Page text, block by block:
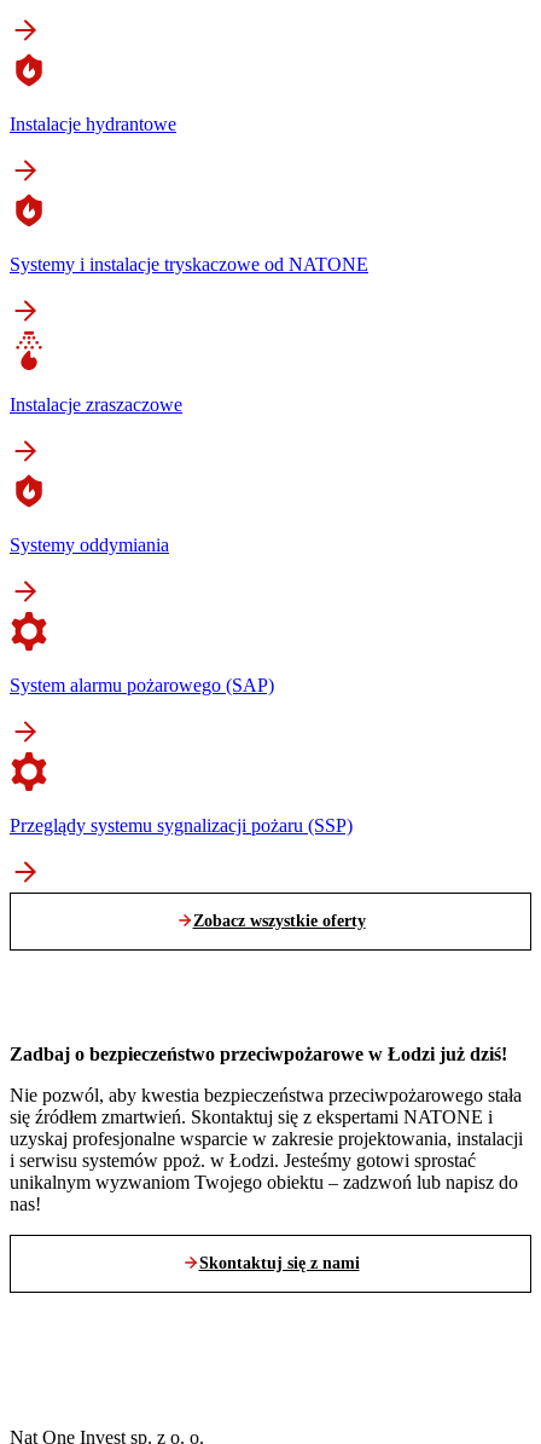
Instalacje hydrantowe
Systemy i instalacje tryskaczowe od NATONE
Instalacje zraszaczowe
Systemy oddymiania
System alarmu pożarowego (SAP)
Przeglądy systemu sygnalizacji pożaru (SSP)
Zobacz wszystkie oferty
Zadbaj o bezpieczeństwo przeciwpożarowe w Łodzi już dziś!
Nie pozwól, aby kwestia bezpieczeństwa przeciwpożarowego stała
się źródłem zmartwień. Skontaktuj się z ekspertami NATONE i
uzyskaj profesjonalne wsparcie w zakresie projektowania, instalacji
i serwisu systemów ppoż. w Łodzi. Jesteśmy gotowi sprostać
unikalnym wyzwaniom Twojego obiektu – zadzwoń lub napisz do
nas!
Skontaktuj się z nami
Nat One Invest sp. z o. o.